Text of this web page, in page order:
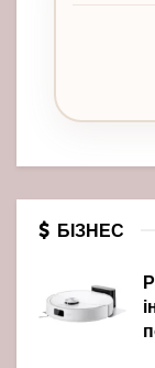
БІЗНЕС